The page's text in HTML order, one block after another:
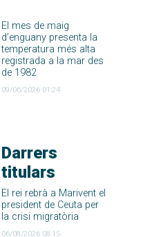
El mes de maig
d’enguany presenta la
temperatura més alta
registrada a la mar des
de 1982
09/06/2026 01:24
Darrers
titulars
El rei rebrà a Marivent el
president de Ceuta per
la crisi migratòria
06/08/2026 08:15